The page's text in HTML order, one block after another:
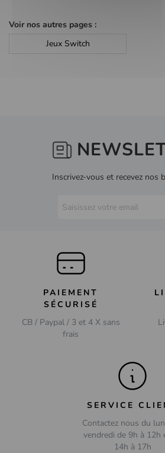
Voir nos autres pages :
Jeux Switch
Inscrivez-vous et recevez nos
PAIEMENT
SÉCURISÉ
CB / Paypal / 3 et 4 X sans
frais
SERVICE
Contactez nous du
vendredi de 9h à 12h
14h à 17h